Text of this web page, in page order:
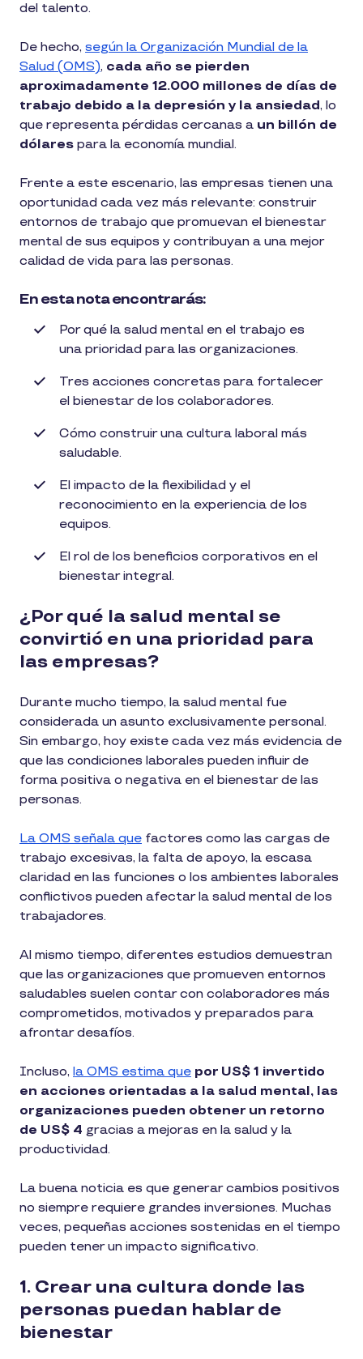
del talento.
De hecho, según la Organización Mundial de la
Salud (OMS), cada año se pierden
aproximadamente 12.000 millones de días de
trabajo debido a la depresión y la ansiedad, lo
que representa pérdidas cercanas a un billón de
dólares para la economía mundial.
Frente a este escenario, las empresas tienen una
oportunidad cada vez más relevante: construir
entornos de trabajo que promuevan el bienestar
mental de sus equipos y contribuyan a una mejor
calidad de vida para las personas.
En esta nota encontrarás:
Por qué la salud mental en el trabajo es
una prioridad para las organizaciones.
Tres acciones concretas para fortalecer
el bienestar de los colaboradores.
Cómo construir una cultura laboral más
saludable.
El impacto de la flexibilidad y el
reconocimiento en la experiencia de los
equipos.
El rol de los beneficios corporativos en el
bienestar integral.
¿Por qué la salud mental se
convirtió en una prioridad para
las empresas?
Durante mucho tiempo, la salud mental fue
considerada un asunto exclusivamente personal.
Sin embargo, hoy existe cada vez más evidencia de
que las condiciones laborales pueden influir de
forma positiva o negativa en el bienestar de las
personas.
La OMS señala que factores como las cargas de
trabajo excesivas, la falta de apoyo, la escasa
claridad en las funciones o los ambientes laborales
conflictivos pueden afectar la salud mental de los
trabajadores.
Al mismo tiempo, diferentes estudios demuestran
que las organizaciones que promueven entornos
saludables suelen contar con colaboradores más
comprometidos, motivados y preparados para
afrontar desafíos.
Incluso, la OMS estima que por US$ 1 invertido
en acciones orientadas a la salud mental, las
organizaciones pueden obtener un retorno
de US$ 4 gracias a mejoras en la salud y la
productividad.
La buena noticia es que generar cambios positivos
no siempre requiere grandes inversiones. Muchas
veces, pequeñas acciones sostenidas en el tiempo
pueden tener un impacto significativo.
1. Crear una cultura donde las
personas puedan hablar de
bienestar